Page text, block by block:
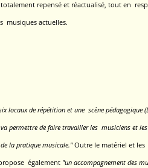
repensé et réactualisé, tout en
musiques actuelles.
locaux de répétition et une scène pédagogique
permettre de faire travailler les musiciens et les
la pratique musicale."Outre le matériel et
également "un accompagnement des